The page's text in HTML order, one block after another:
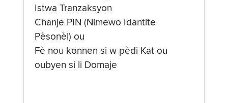
Istwa Tranzaksyon
Chanje PIN (Nimewo Idantite
Pèsonèl) ou
Fè nou konnen si w pèdi Kat ou
oubyen si li Domaje